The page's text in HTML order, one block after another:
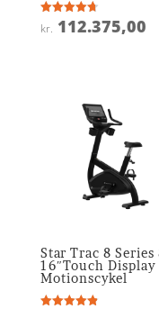
Vurderet
4.7
kr. 112.375,00
Star Trac 8 Series
16″Touch Display
Motionscykel